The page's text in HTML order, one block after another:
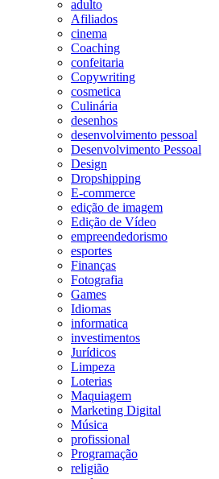
adulto
Afiliados
cinema
Coaching
confeitaria
Copywriting
cosmetica
Culinária
desenhos
desenvolvimento pessoal
Desenvolvimento Pessoal
Design
Dropshipping
E-commerce
edição de imagem
Edição de Vídeo
empreendedorismo
esportes
Finanças
Fotografia
Games
Idiomas
informatica
investimentos
Jurídicos
Limpeza
Loterias
Maquiagem
Marketing Digital
Música
profissional
Programação
religião